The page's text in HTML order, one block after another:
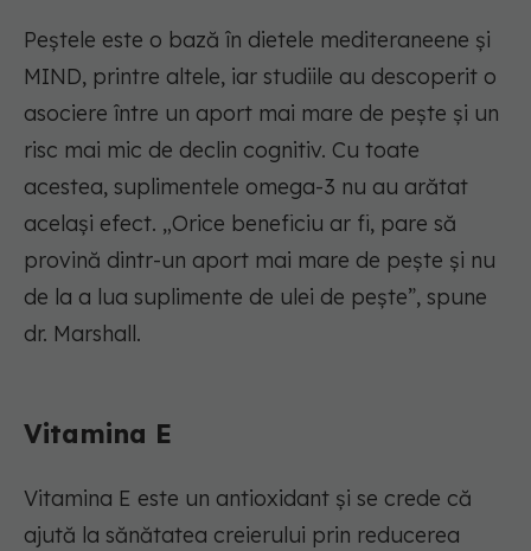
Peștele este o bază în dietele mediteraneene și
MIND, printre altele, iar studiile au descoperit o
asociere între un aport mai mare de pește și un
risc mai mic de declin cognitiv. Cu toate
acestea, suplimentele omega-3 nu au arătat
același efect. „Orice beneficiu ar fi, pare să
provină dintr-un aport mai mare de pește și nu
de la a lua suplimente de ulei de pește”, spune
dr. Marshall.
Vitamina E
Vitamina E este un antioxidant și se crede că
ajută la sănătatea creierului prin reducerea